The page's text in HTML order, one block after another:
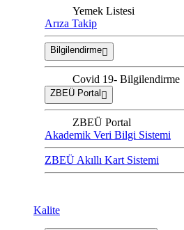
Yemek Listesi
Arıza Takip
Bilgilendirme
Covid 19- Bilgilendirme
ZBEÜ Portal
ZBEÜ Portal
Akademik Veri Bilgi Sistemi
ZBEÜ Akıllı Kart Sistemi
Kalite